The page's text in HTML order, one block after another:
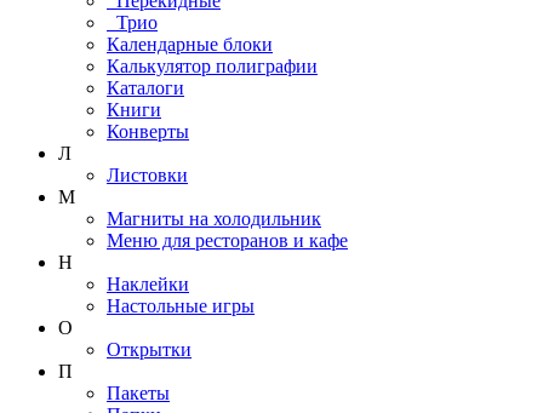
Трио
Календарные блоки
Калькулятор полиграфии
Каталоги
Книги
Конверты
Л
Листовки
М
Магниты на холодильник
Меню для ресторанов и кафе
Н
Наклейки
Настольные игры
О
Открытки
П
Пакеты